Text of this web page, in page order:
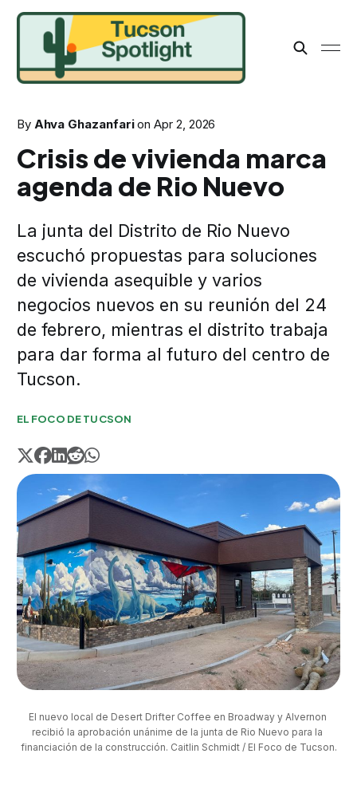
By Ahva Ghazanfari onApr 2, 2026
Crisis de vivienda marca
agenda de Rio Nuevo
La junta del Distrito de Rio Nuevo
escuchó propuestas para soluciones
de vivienda asequible y varios
negocios nuevos en su reunión del 24
de febrero, mientras el distrito trabaja
para dar forma al futuro del centro de
Tucson.
EL FOCO DE TUCSON
El nuevo local de Desert Drifter Coffee en Broadway y Alvernon
recibió la aprobación unánime de la junta de Rio Nuevo para la
financiación de la construcción. Caitlin Schmidt / El Foco de Tucson.